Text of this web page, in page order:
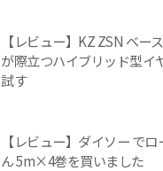
【レビュー】KZ ZSN ベー
が際立つハイブリッド型イ
試す
【レビュー】ダイソー で
ん 5m×4巻を買いました